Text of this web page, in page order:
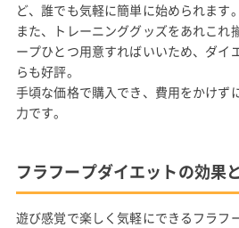
ど、誰でも気軽に簡単に始められます。
また、トレーニンググッズをあれこれ
ープひとつ用意すればいいため、ダイ
らも好評。
手頃な価格で購入でき、費用をかけず
力です。
フラフープダイエットの効果
遊び感覚で楽しく気軽にできるフラフ